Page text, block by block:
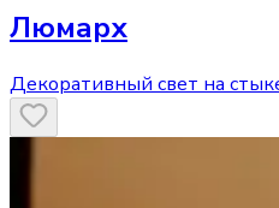
Люмарх
Декоративный свет на